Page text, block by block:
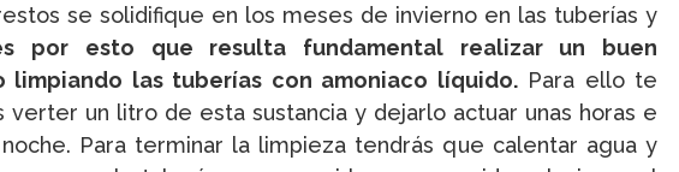
se solidifique en los meses de invierno en las tuberías y
por esto que resulta fundamental realizar un buen
limpiando las tuberías con amoniaco líquido.Para ello te
verter un litro de esta sustancia y dejarlo actuar unas horas e
Para terminar la limpieza tendrás que calentar agua y